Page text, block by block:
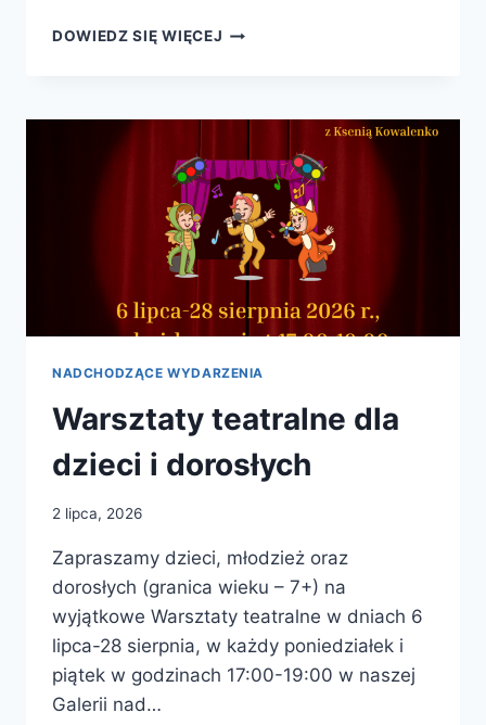
DOWIEDZ SIĘ WIĘCEJ BIBLIOTEKA
LUBAŃ
NADCHODZĄCE WYDARZENIA
Warsztaty teatralne dla
dzieci i dorosłych
2 lipca, 2026
Zapraszamy dzieci, młodzież oraz
dorosłych (granica wieku – 7+) na
wyjątkowe Warsztaty teatralne w dniach 6
lipca-28 sierpnia, w każdy poniedziałek i
piątek w godzinach 17:00-19:00 w naszej
Galerii nad…